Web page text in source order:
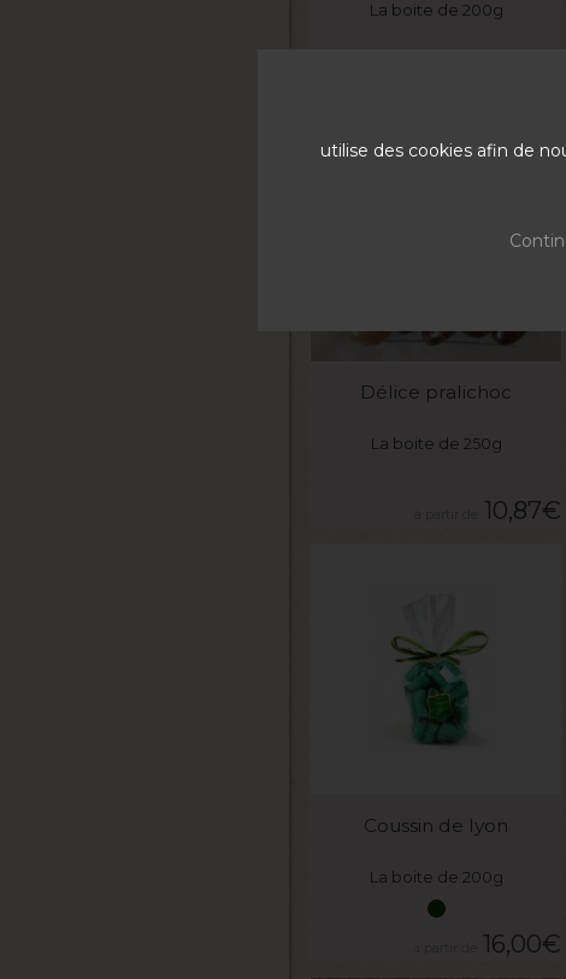
La boite de 200g
Délice pralichoc
La boite de 250g
10,87€
VOIR LE PRODUIT
Coussin de lyon
La boite de 200g
16,00€
utilise des cookies afin de